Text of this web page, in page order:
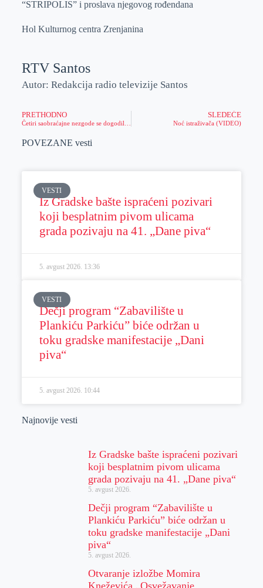
“STRIPOLIS” i proslava njegovog rođendana
Hol Kulturnog centra Zrenjanina
RTV Santos
Autor: Redakcija radio televizije Santos
PRETHODNO SLEDEĆE
Noć istraživača (VIDEO)
POVEZANE vesti
VESTI
Iz Gradske bašte ispraćeni pozivari
koji besplatnim pivom ulicama
grada pozivaju na 41. „Dane piva“
5. avgust 2026. 13:36
VESTI
Dečji program “Zabavilište u
Plankiću Parkiću” biće održan u
toku gradske manifestacije „Dani
piva“
5. avgust 2026. 10:44
Najnovije vesti
Iz Gradske bašte ispraćeni pozivari
koji besplatnim pivom ulicama
grada pozivaju na 41. „Dane piva“
5. avgust 2026.
Dečji program “Zabavilište u
Plankiću Parkiću” biće održan u
toku gradske manifestacije „Dani
piva“
5. avgust 2026.
Otvaranje izložbe Momira
Kneževića „Osvežavanje